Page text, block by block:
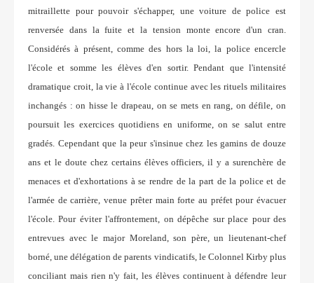
mitraillette pour pouvoir s'échapper, une voiture de police est
renversée dans la fuite et la tension monte encore d'un cran.
Considérés à présent, comme des hors la loi, la police encercle
l'école et somme les élèves d'en sortir. Pendant que l'intensité
dramatique croit, la vie à l'école continue avec les rituels militaires
inchangés : on hisse le drapeau, on se mets en rang, on défile, on
poursuit les exercices quotidiens en uniforme, on se salut entre
gradés. Cependant que la peur s'insinue chez les gamins de douze
ans et le doute chez certains élèves officiers, il y a surenchère de
menaces et d'exhortations à se rendre de la part de la police et de
l'armée de carrière, venue prêter main forte au préfet pour évacuer
l'école. Pour éviter l'affrontement, on dépêche sur place pour des
entrevues avec le major Moreland, son père, un lieutenant-chef
borné, une délégation de parents vindicatifs, le Colonnel Kirby plus
conciliant mais rien n'y fait, les élèves continuent à défendre leur